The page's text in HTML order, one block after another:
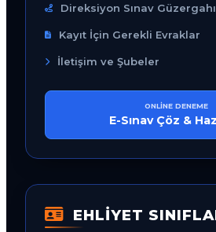
Direksiyon Sınav Güzergahı
Kayıt İçin Gerekli Evraklar
İletişim ve Şubeler
ONLINE DENEME
E-Sınav Çöz &
EHLİYET